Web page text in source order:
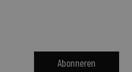
Abonneren